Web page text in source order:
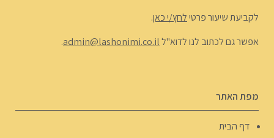
לקביעת שיעור פרטילחץ/י כאן.
אפשר גם לכתוב לנו לדוא"לadmin@lashonimi.co.il
.
מפת האתר
דף הבית